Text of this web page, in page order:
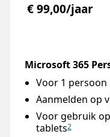
€ 99,00/jaar
Microsoft 365
Voor 1 persoon
Aanmelden op
Voor gebruik
tablets2